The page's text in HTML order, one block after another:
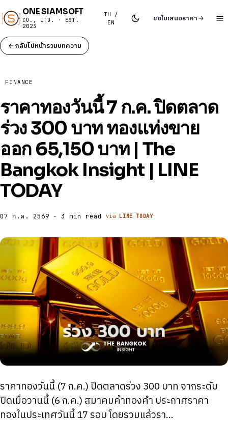
ONE SIAMSOFT
CO., LTD. · EST.
2023
TH /
EN
ขอใบเสนอราคา
กลับไปหน้ารวมบทความ
FINANCE
ราคาทองวันนี้ 7 ก.ค. ปิดตลาด
ร่วง 300 บาท ทองแท่งขาย
ออก 65,150 บาท | The
Bangkok Insight | LINE
TODAY
07 ก.ค. 2569 · 3 min read via LINE TODAY
ราคาทองวันนี้ (7 ก.ค.) ปิดตลาดร่วง 300 บาท จากระดับ
ปิดเมื่อวานนี้ (6 ก.ค.) สมาคมค้าทองคำ ประกาศราคา
ทองในประเทศวันนี้ 17 รอบ โดยรวมแล้วรา...